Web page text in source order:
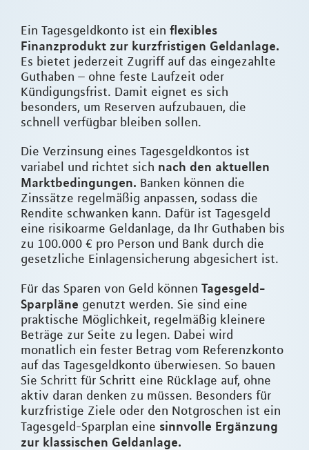
Ein Tagesgeldkonto ist ein flexibles
Finanzprodukt zur kurzfristigen Geldanlage.
Es bietet jederzeit Zugriff auf das eingezahlte
Guthaben – ohne feste Laufzeit oder
Kündigungsfrist. Damit eignet es sich
besonders, um Reserven aufzubauen, die
schnell verfügbar bleiben sollen.
Die Verzinsung eines Tagesgeldkontos ist
variabel und richtet sich nach den aktuellen
Marktbedingungen. Banken können die
Zinssätze regelmäßig anpassen, sodass die
Rendite schwanken kann. Dafür ist Tagesgeld
eine risikoarme Geldanlage, da Ihr Guthaben bis
zu 100.000 € pro Person und Bank durch die
gesetzliche Einlagensicherung abgesichert ist.
Für das Sparen von Geld können Tagesgeld-
Sparpläne genutzt werden. Sie sind eine
praktische Möglichkeit, regelmäßig kleinere
Beträge zur Seite zu legen. Dabei wird
monatlich ein fester Betrag vom Referenzkonto
auf das Tagesgeldkonto überwiesen. So bauen
Sie Schritt für Schritt eine Rücklage auf, ohne
aktiv daran denken zu müssen. Besonders für
kurzfristige Ziele oder den Notgroschen ist ein
Tagesgeld-Sparplan eine sinnvolle Ergänzung
zur klassischen Geldanlage.